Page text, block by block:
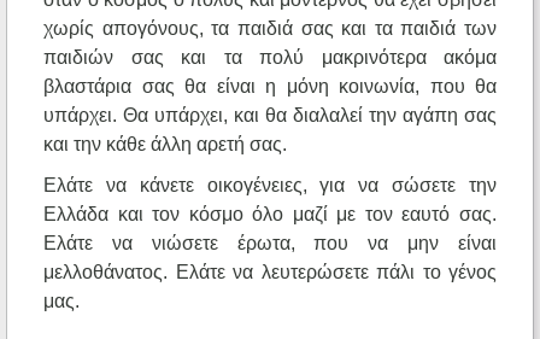
χωρίς απογόνους, τα παιδιά σας και τα παιδιά των
παιδιών σας και τα πολύ μακρινότερα ακόμα
βλαστάρια σας θα είναι η μόνη κοινωνία, που θα
υπάρχει. Θα υπάρχει, και θα διαλαλεί την αγάπη σας
και την κάθε άλλη αρετή σας.
Ελάτε να κάνετε οικογένειες, για να σώσετε την
Ελλάδα και τον κόσμο όλο μαζί με τον εαυτό σας.
Ελάτε να νιώσετε έρωτα, που να μην είναι
μελλοθάνατος. Ελάτε να λευτερώσετε πάλι το γένος
μας.